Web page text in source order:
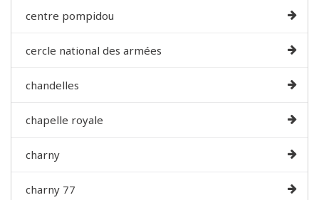
centre pompidou
cercle national des armées
chandelles
chapelle royale
charny
charny 77